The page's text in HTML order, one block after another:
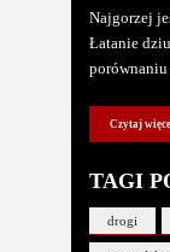
Najgorzej
Łatanie
Czytaj
TAGI
drogi